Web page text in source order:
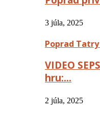
3 júla, 2025
Poprad
VIDEO
hru:…
2 júla, 2025